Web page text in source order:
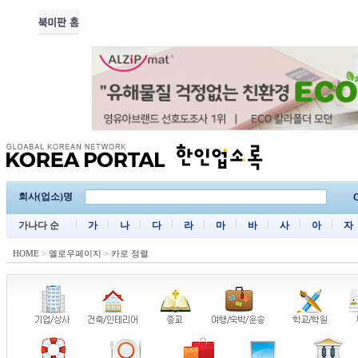
회사(업소)명
가나다 순 가 나 다 라 마 바 사 아 자
HOME > 옐로우페이지 > 카로 정렬